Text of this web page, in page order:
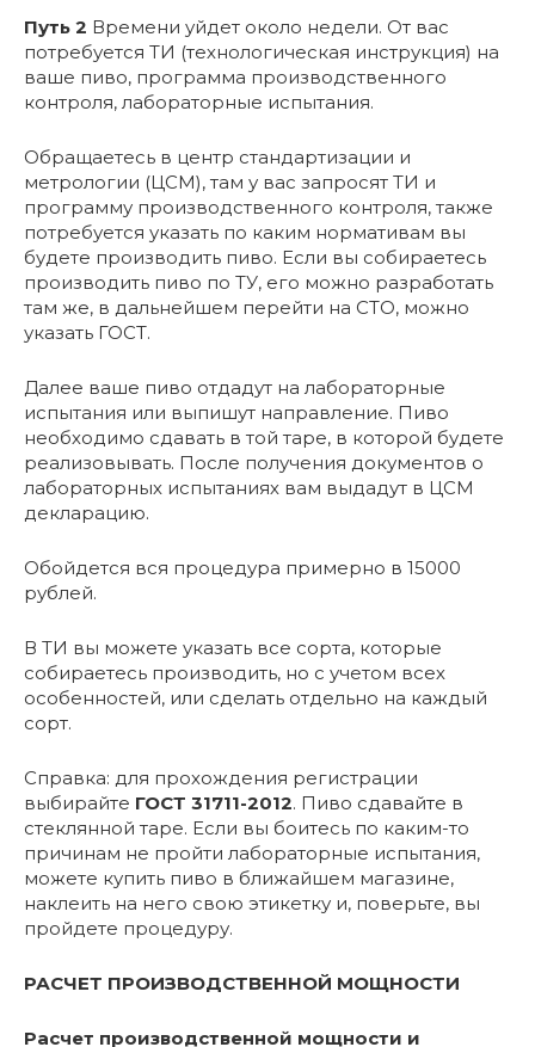
Путь 2 Времени уйдет около недели. От вас
потребуется ТИ (технологическая инструкция) на
ваше пиво, программа производственного
контроля, лабораторные испытания.
Обращаетесь в центр стандартизации и
метрологии (ЦСМ), там у вас запросят ТИ и
программу производственного контроля, также
потребуется указать по каким нормативам вы
будете производить пиво. Если вы собираетесь
производить пиво по ТУ, его можно разработать
там же, в дальнейшем перейти на СТО, можно
указать ГОСТ.
Далее ваше пиво отдадут на лабораторные
испытания или выпишут направление. Пиво
необходимо сдавать в той таре, в которой будете
реализовывать. После получения документов о
лабораторных испытаниях вам выдадут в ЦСМ
декларацию.
Обойдется вся процедура примерно в 15000
рублей.
В ТИ вы можете указать все сорта, которые
собираетесь производить, но с учетом всех
особенностей, или сделать отдельно на каждый
сорт.
Справка: для прохождения регистрации
выбирайте ГОСТ 31711-2012. Пиво сдавайте в
стеклянной таре. Если вы боитесь по каким-то
причинам не пройти лабораторные испытания,
можете купить пиво в ближайшем магазине,
наклеить на него свою этикетку и, поверьте, вы
пройдете процедуру.
РАСЧЕТ ПРОИЗВОДСТВЕННОЙ МОЩНОСТИ
Расчет производственной мощности и